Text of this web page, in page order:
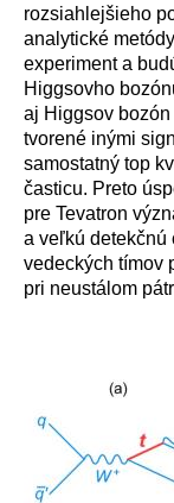
rozsiahlejšieho
analytické
experiment a
Higgsovho
aj Higgsov
tvorené inými
samostatný top
časticu. Preto
pre Tevatron
a veľkú detekčnú
vedeckých tímov
pri neustálom